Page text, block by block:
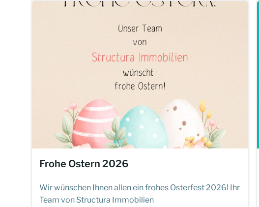
Frohe Ostern 2026
Wir wünschen Ihnen allen ein frohes Osterfest 2026! Ihr
Team von Structura Immobilien